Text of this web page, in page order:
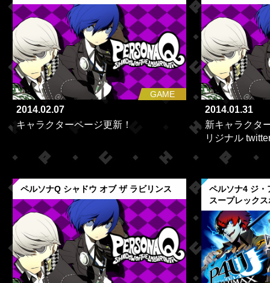
GAME
2014.02.07
キャラクターページ更新！
2014.01.31
新キャラクタ
リジナル
ペルソナQ シャドウ オブ ザ ラビリンス
ペルソナ4 ジ・
スープレック